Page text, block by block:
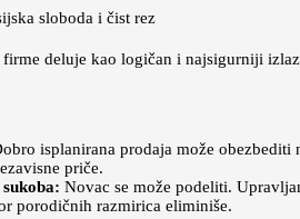
sloboda i čist rez
firme deluje kao logičan i najsigurniji
isplanirana prodaja može
priče.
Novac se može podeliti.
porodičnih razmirica eliminiše.